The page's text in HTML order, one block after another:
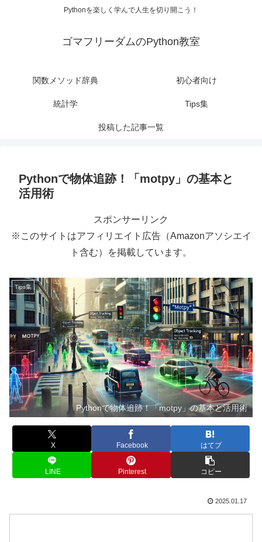
Pythonを楽しく学んで人生を切り開こう！
ゴマフリーダムのPython教室
関数メソッド辞典 初心者向け
統計学 Tips集
投稿した記事一覧
Pythonで物体追跡！「motpy」の基本と
活用術
スポンサーリンク
※このサイトはアフィリエイト広告（Amazonアソシエイ
ト含む）を掲載しています。
Tips集
Pythonで物体追跡！「motpy」の基本と活用術
X Facebook はてブ
LINE Pinterest コピー
2025.01.17